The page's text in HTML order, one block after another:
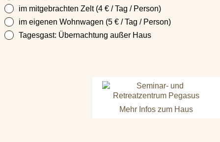
im mitgebrachten Zelt (4 € / Tag / Person)
im eigenen Wohnwagen (5 € / Tag / Person)
Tagesgast: Übernachtung außer Haus
Mehr Infos zum Haus